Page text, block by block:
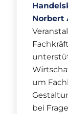
Norbert
um
bei